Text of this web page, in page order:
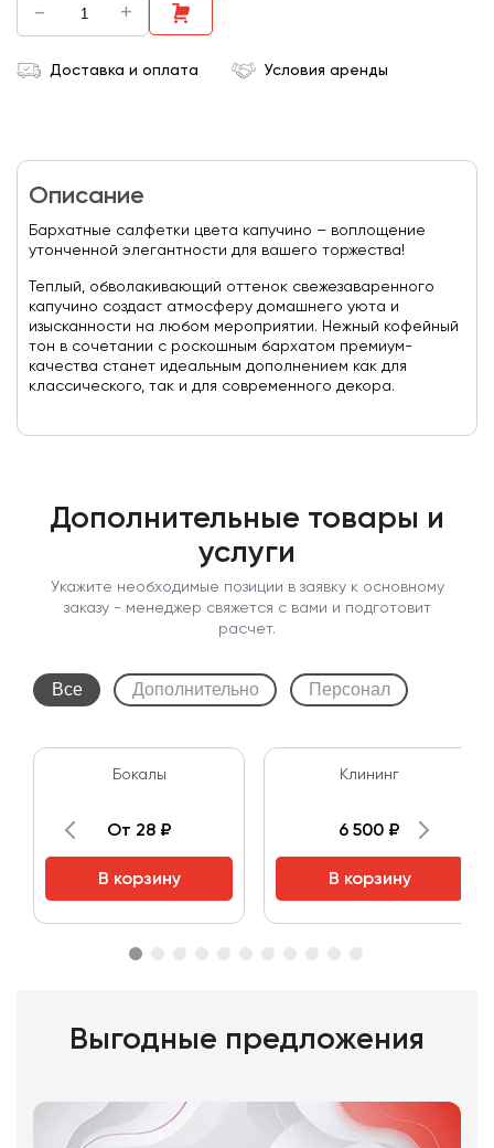
- +
Доставка и оплата Условия аренды
Описание
Бархатные салфетки цвета капучино – воплощение
утонченной элегантности для вашего торжества!
Теплый, обволакивающий оттенок свежезаваренного
капучино создаст атмосферу домашнего уюта и
изысканности на любом мероприятии. Нежный кофейный
тон в сочетании с роскошным бархатом премиум-
качества станет идеальным дополнением как для
классического, так и для современного декора.
Дополнительные товары и
услуги
Укажите необходимые позиции в заявку к основному
заказу - менеджер свяжется с вами и подготовит
расчет.
Все Дополнительно Персонал
Бокалы
От 28 ₽
В корзину
Клининг
6 500 ₽
В корзину
Выгодные предложения